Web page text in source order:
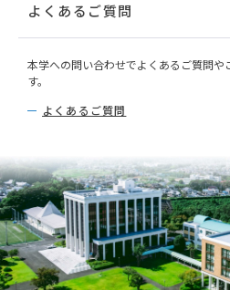
よくあるご質問
本学への問い合わせでよくあるご質問や
す。
よくあるご質問